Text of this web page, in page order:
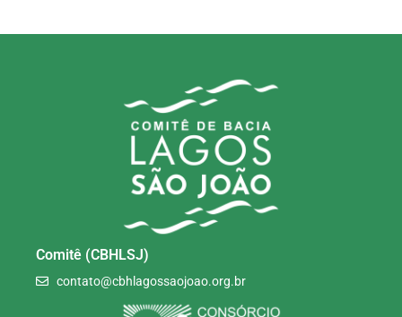
Comitê (CBHLSJ)
contato@cbhlagossaojoao.org.br